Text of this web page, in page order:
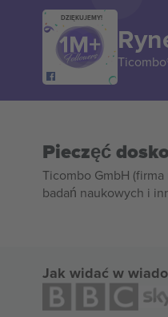
DZIĘKUJEMY!
Pieczęć
Ticombo GmbH
badań naukowych i
Jak widać w